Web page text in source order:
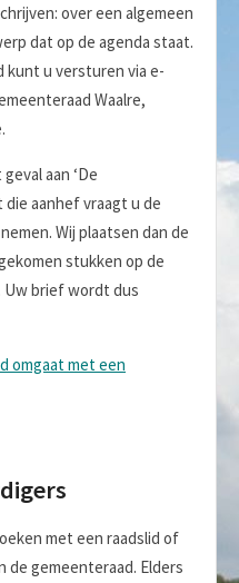
over een algemeen
dat op de agenda staat.
kunt u versturen via e-
Waalre,
aan ‘De
die aanhef vraagt u de
Wij plaatsen dan de
stukken op de
Uw brief wordt dus
omgaat met een
met een raadslid of
de gemeenteraad. Elders